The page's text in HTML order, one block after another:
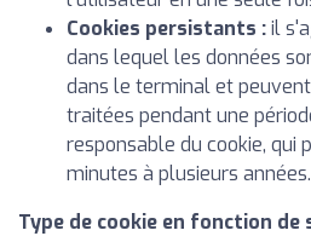
Cookies persistants :il
dans lequel les données
dans le terminal et
traitées pendant une
responsable du cookie, qui
minutes à plusieurs années.
Type de cookie en fonction de